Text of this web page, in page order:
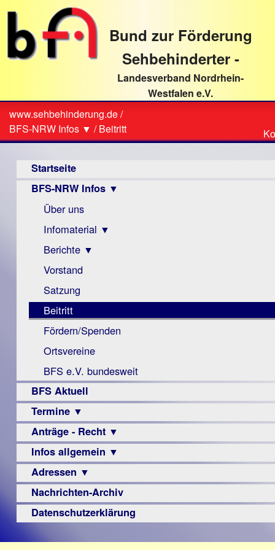
direkt
Textinhalt
Bund zur Förderung
Sehbehinderter -
Landesverband Nordrhein-
Westfalen e.V.
Sie
sind
hier
www.sehbehinderung.de/
BFS-NRW Infos ▼ /Beitritt
Startseite
BFS-NRW Infos ▼
Über uns
Infomaterial ▼
Visus
Zeitschrift
Monokular
Mac
Instagram-
Links
Berichte ▼
Archiv
Berichte
Vorstand
Satzung
Beitritt
Fördern/Spenden
Ortsvereine
BFS e.V. bundesweit
BFS Aktuell
Termine ▼
Veranstaltungsprogramme
Anträge - Recht ▼
Archiv
Urteile
Infos allgemein ▼
Sehbehinderung
Frühförderung
Schule
–
Adressen ▼
Augenoptiker
Berufsbildungswerke
Nachrichten-Archiv
Datenschutzerklärung